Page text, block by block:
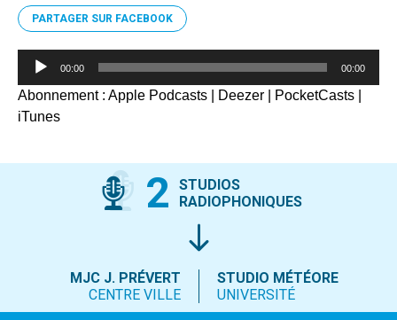
PARTAGER SUR FACEBOOK
Lecteur
00:00 00:00
Abonnement : Apple Podcasts Deezer PocketCasts
iTunes
2
STUDIOS
RADIOPHONIQUES
MJC J. PRÉVERT
CENTRE VILLE
STUDIO MÉTÉORE
UNIVERSITÉ